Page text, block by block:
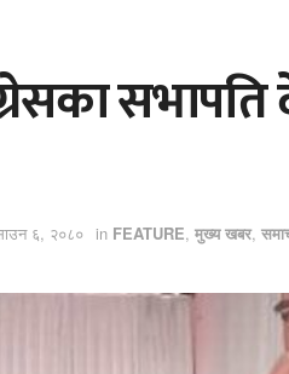
६, २०८० in FEATURE, मुख्य खबर,